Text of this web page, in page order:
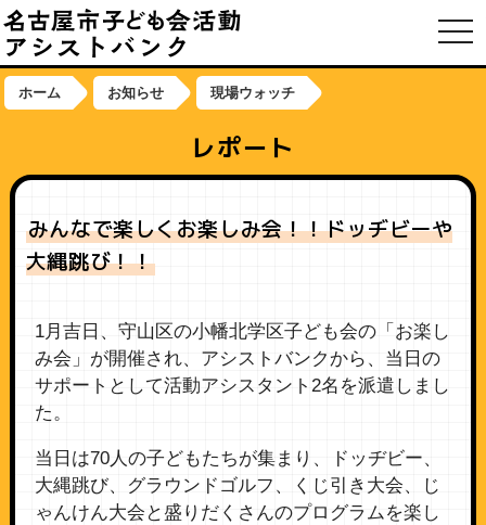
ホーム お知らせ 現場ウォッチ
レポート
みんなで楽しくお楽しみ会！！ドッヂビーや
大縄跳び！！
1月吉日、守山区の小幡北学区子ども会の「お楽し
み会」が開催され、アシストバンクから、当日の
サポートとして活動アシスタント2名を派遣しまし
た。
当日は70人の子どもたちが集まり、ドッヂビー、
大縄跳び、グラウンドゴルフ、くじ引き大会、じ
ゃんけん大会と盛りだくさんのプログラムを楽し